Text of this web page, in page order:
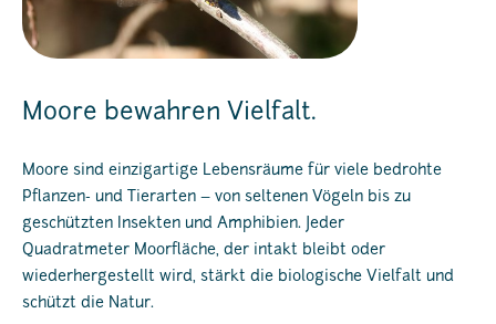
Moore bewahren Vielfalt.
Moore sind einzigartige Lebensräume für viele bedrohte
Pflanzen- und Tierarten – von seltenen Vögeln bis zu
geschützten Insekten und Amphibien. Jeder
Quadratmeter Moorfläche, der intakt bleibt oder
wiederhergestellt wird, stärkt die biologische Vielfalt und
schützt die Natur.